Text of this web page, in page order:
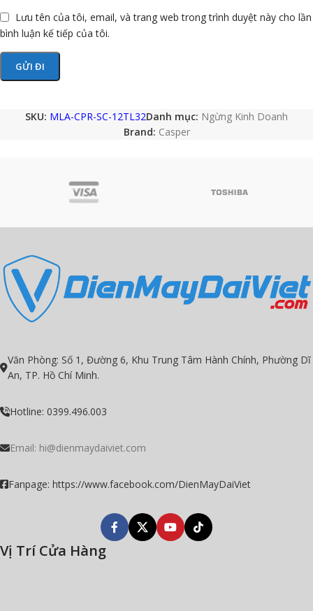
Lưu tên của tôi, email, và trang web trong trình duyệt này cho lần
bình luận kế tiếp của tôi.
SKU: MLA-CPR-SC-12TL32Danh mục: Ngừng Kinh Doanh
Brand: Casper
Văn Phòng: Số 1, Đường 6, Khu Trung Tâm Hành Chính, Phường Dĩ
An, TP. Hồ Chí Minh.
Hotline: 0399.496.003
Email: hi@dienmaydaiviet.com
Fanpage: https://www.facebook.com/DienMayDaiViet
Vị Trí Cửa Hàng